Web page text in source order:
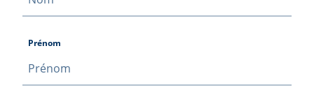
Prénom